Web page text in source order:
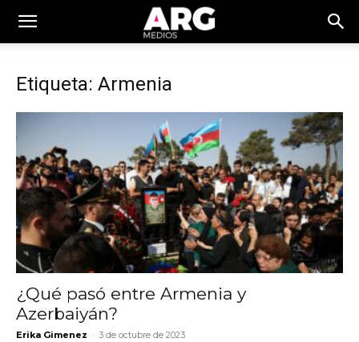
Etiqueta: Armenia
¿Qué pasó entre Armenia y
Azerbaiyán?
Erika Gimenez - 3 de octubre de 2023